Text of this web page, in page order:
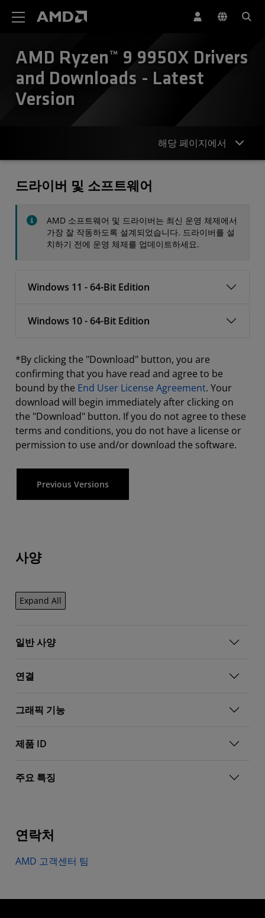
AMD Ryzen™ 9 9950X Drivers
and Downloads - Latest
Version
해당 페이지에서
연락처
드라이버 및 소프트웨어
AMD 소프트웨어 및 드라이버는 최신 운영 체제에서
가장 잘 작동하도록 설계되었습니다. 드라이버를 설
치하기 전에 운영 체제를 업데이트하세요.
Windows 11 - 64-Bit Edition
Windows 10 - 64-Bit Edition
*By clicking the "Download" button, you are
confirming that you have read and agree to be
bound by the End User License Agreement. Your
download will begin immediately after clicking on
the "Download" button. If you do not agree to these
terms and conditions, you do not have a license or
permission to use and/or download the software.
Previous Versions
사양
Expand All
일반 사양
연결
그래픽 기능
제품 ID
주요 특징
연락처
AMD 고객센터 팀